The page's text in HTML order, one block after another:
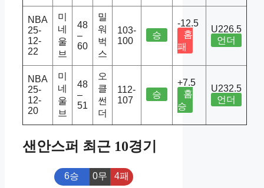
NBA
25-
12-
22
미
네
울
브
48
–
60
밀
워
벅
스
103-
100
승
-12.5
홈
패
U226.5
언더
NBA
25-
12-
20
미
네
울
브
48
–
51
오
클
썬
더
112-
107
승
+7.5
홈
승
U232.5
언더
샌안스퍼 최근 10경기
6승 0무 4패